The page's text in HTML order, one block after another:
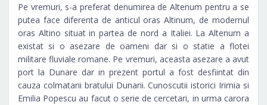
Pe vremuri, s-a preferat denumirea de Altenum pentru a se
putea face diferenta de anticul oras Altinum, de modernul
oras Altino situat in partea de nord a Italiei. La Altenum a
existat si o asezare de oameni dar si o statie a flotei
militare fluviale romane. Pe vremuri, aceasta asezare a avut
port la Dunare dar in prezent portul a fost desfiintat din
cauza colmatarii bratului Dunarii. Cunoscutii istorici Irimia si
Emilia Popescu au facut o serie de cercetari, in urma carora